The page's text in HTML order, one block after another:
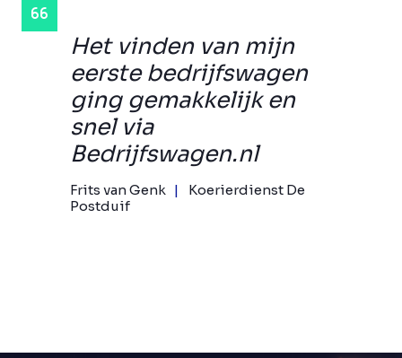
Het vinden van mijn
eerste bedrijfswagen
ging gemakkelijk en
snel via
Bedrijfswagen.nl
Frits van Genk
Koerierdienst De
Postduif